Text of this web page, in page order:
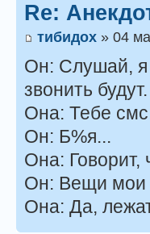
Re:
тибидох » 04
Он: Слушай, я
звонить будут.
Она: Тебе
Он: Б%я...
Она: Говорит,
Он: Вещи мои
Она: Да,